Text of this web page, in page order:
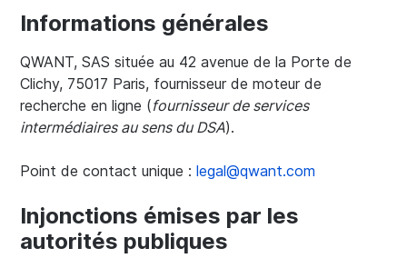
Informations générales
QWANT, SAS située au 42 avenue de la Porte de
Clichy, 75017 Paris, fournisseur de moteur de
recherche en ligne (fournisseur de services
intermédiaires au sens du DSA).
Point de contact unique : legal@qwant.com
Injonctions émises par les
autorités publiques